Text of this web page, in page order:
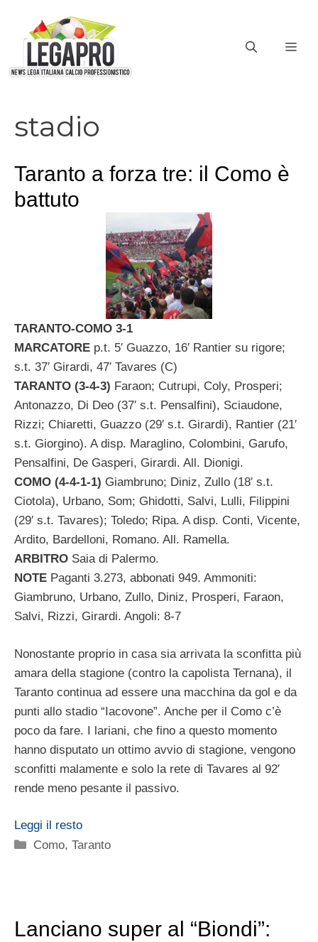
contenuto
stadio
Taranto a forza tre: il Como è
battuto
TARANTO-COMO 3-1
MARCATORE p.t. 5′ Guazzo, 16′ Rantier su rigore;
s.t. 37′ Girardi, 47′ Tavares (C)
TARANTO (3-4-3) Faraon; Cutrupi, Coly, Prosperi;
Antonazzo, Di Deo (37′ s.t. Pensalfini), Sciaudone,
Rizzi; Chiaretti, Guazzo (29′ s.t. Girardi), Rantier (21′
s.t. Giorgino). A disp. Maraglino, Colombini, Garufo,
Pensalfini, De Gasperi, Girardi. All. Dionigi.
COMO (4-4-1-1) Giambruno; Diniz, Zullo (18′ s.t.
Ciotola), Urbano, Som; Ghidotti, Salvi, Lulli, Filippini
(29′ s.t. Tavares); Toledo; Ripa. A disp. Conti, Vicente,
Ardito, Bardelloni, Romano. All. Ramella.
ARBITRO Saia di Palermo.
NOTE Paganti 3.273, abbonati 949. Ammoniti:
Giambruno, Urbano, Zullo, Diniz, Prosperi, Faraon,
Salvi, Rizzi, Girardi. Angoli: 8-7
Nonostante proprio in casa sia arrivata la sconfitta più
amara della stagione (contro la capolista Ternana), il
Taranto continua ad essere una macchina da gol e da
punti allo stadio “Iacovone”. Anche per il Como c’è
poco da fare. I lariani, che fino a questo momento
hanno disputato un ottimo avvio di stagione, vengono
sconfitti malamente e solo la rete di Tavares al 92′
rende meno pesante il passivo.
Leggi il resto
Categorie
Como,Taranto
Lanciano super al “Biondi”: